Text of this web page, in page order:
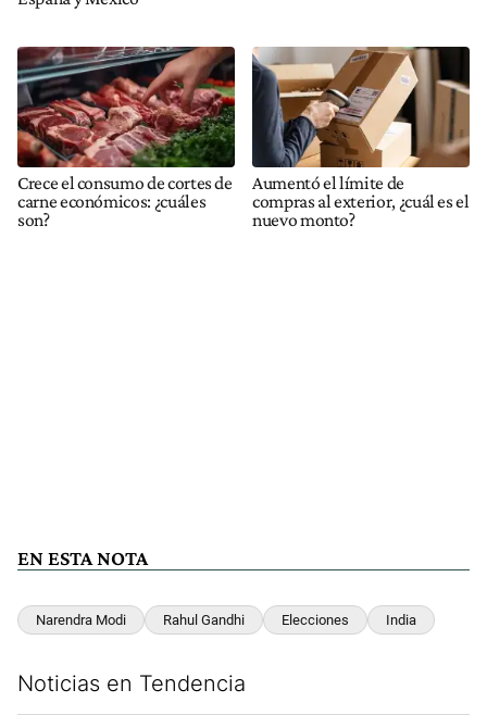
Crece el consumo de cortes de
carne económicos: ¿cuáles
son?
Aumentó el límite de
compras al exterior, ¿cuál es el
nuevo monto?
EN ESTA NOTA
Narendra Modi Rahul Gandhi Elecciones India
Noticias en Tendencia